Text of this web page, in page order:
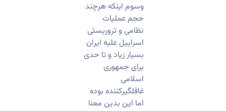
وسوم اینکه هرچند
حجم عملیات
نظامی و تروریستی
اسراییل علیه ایران
بسیار زیاد و تا حدی
برای جمهوری
اسلامی
غافلگیرکننده بوده
اما این بدین معنا